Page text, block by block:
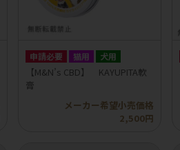
申請必要 猫用 犬用
【M&N’s CBD】 KAYUPITA軟
膏
メーカー希望小売価格
2,500円